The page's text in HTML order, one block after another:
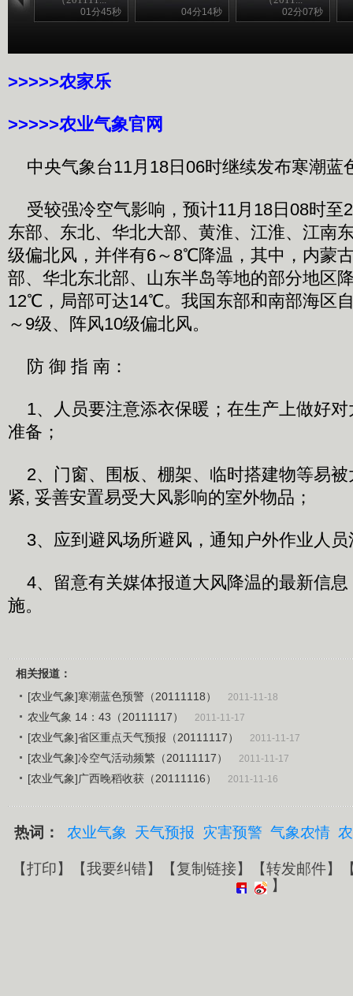
01分45秒 04分14秒 02分07秒
>>>>>农家乐
>>>>>农业气象官网
中央气象台11月18日06时继续发布寒潮蓝
受较强冷空气影响，预计11月18日08时至
东部、东北、华北大部、黄淮、江淮、江南
级偏北风，并伴有6～8℃降温，其中，内蒙
部、华北东北部、山东半岛等地的部分地区
12℃，局部可达14℃。我国东部和南部海区
～9级、阵风10级偏北风。
防 御 指 南：
1、人员要注意添衣保暖；在生产上做好对
准备；
2、门窗、围板、棚架、临时搭建物等易被
紧, 妥善安置易受大风影响的室外物品；
3、应到避风场所避风，通知户外作业人员
4、留意有关媒体报道大风降温的最新信息
施。
相关报道：
[农业气象]寒潮蓝色预警（20111118）
2011-11-18
农业气象 14：43（20111117） 2011-11-17
[农业气象]省区重点天气预报（20111117） 2011-11-17
[农业气象]冷空气活动频繁（20111117） 2011-11-17
[农业气象]广西晚稻收获（20111116） 2011-11-16
热词： 农业气象 天气预报 灾害预警 气象农情
【打印】【我要纠错】【复制链接】【转发邮件】
】